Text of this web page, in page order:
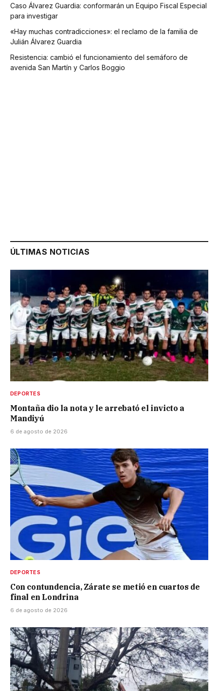
Caso Álvarez Guardia: conformarán un Equipo Fiscal Especial
para investigar
«Hay muchas contradicciones»: el reclamo de la familia de
Julián Álvarez Guardia
Resistencia: cambió el funcionamiento del semáforo de
avenida San Martín y Carlos Boggio
ÚLTIMAS NOTICIAS
DEPORTES
Montaña dio la nota y le arrebató el invicto a
Mandiyú
6 de agosto de 2026
DEPORTES
Con contundencia, Zárate se metió en cuartos de
final en Londrina
6 de agosto de 2026